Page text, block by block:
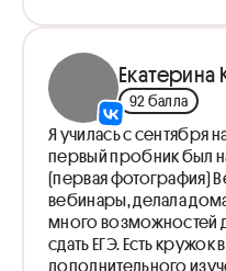
Екатерина
92 балла
Я училась с сентября
первый пробник был
(первая фотография)
вебинары, делала
много возможностей
сдать ЕГЭ. Есть
дополнительного